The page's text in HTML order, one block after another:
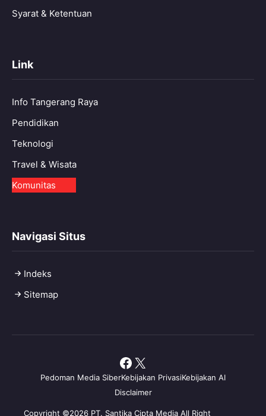
Syarat & Ketentuan
Link
Info Tangerang Raya
Pendidikan
Teknologi
Travel & Wisata
Komunitas
Navigasi Situs
Indeks
Sitemap
Copyright ©2026 PT. Santika Cipta Media All Right
Pedoman Media SiberKebijakan PrivasiKebijakan AI
Disclaimer
Facebook
X